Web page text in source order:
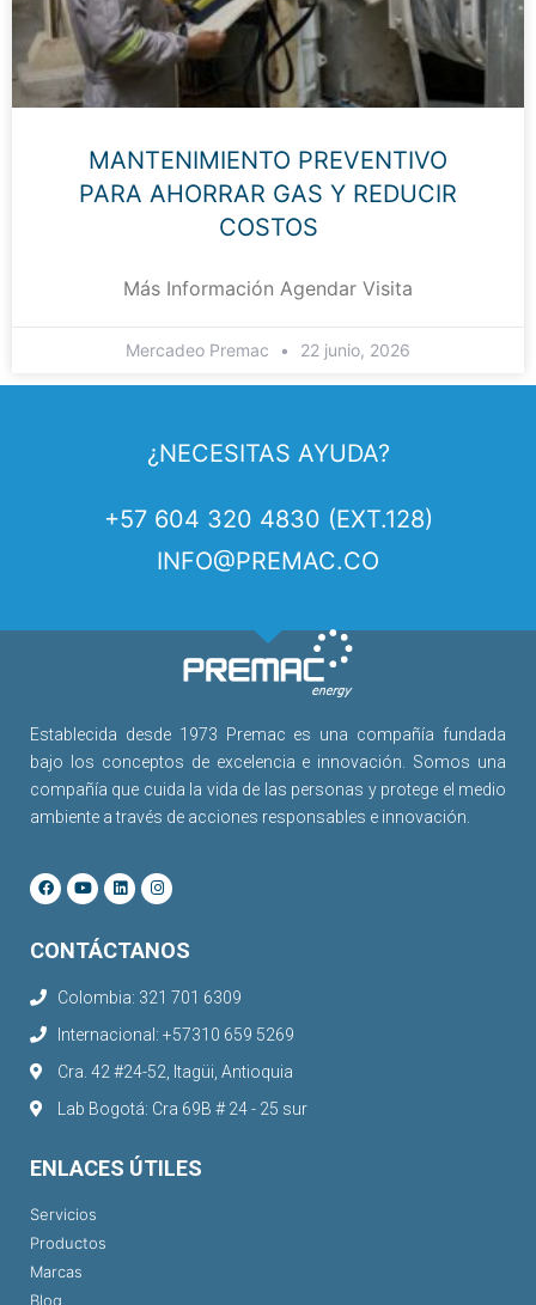
MANTENIMIENTO PREVENTIVO
PARA AHORRAR GAS Y REDUCIR
COSTOS
Más Información Agendar Visita
Mercadeo Premac 22 junio, 2026
¿NECESITAS AYUDA?
+57 604 320 4830 (EXT.128)
INFO@PREMAC.CO
Establecida desde 1973 Premac es una compañía fundada
bajo los conceptos de excelencia e innovación. Somos una
compañía que cuida la vida de las personas y protege el medio
ambiente a través de acciones responsables e innovación.
CONTÁCTANOS
Colombia: 321 701 6309
Internacional: +57310 659 5269
Cra. 42 #24-52, Itagüi, Antioquia
Lab Bogotá: Cra 69B # 24 - 25 sur
ENLACES ÚTILES
Servicios
Productos
Marcas
Blog